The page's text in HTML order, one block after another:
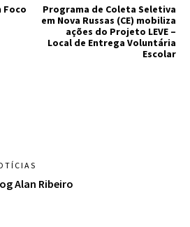
Foco
Programa de Coleta Seletiva
em Nova Russas (CE) mobiliza
ações do Projeto LEVE –
Local de Entrega Voluntária
Escolar
Alan Ribeiro